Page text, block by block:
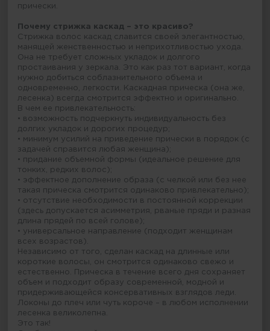
прически.
Почему стрижка каскад – это красиво?
Стрижка волос каскад славится своей элегантностью,
манящей женственностью и неприхотливостью ухода.
Она не требует сложных укладок и долгого
простаивания у зеркала. Это как раз тот вариант, когда
нужно добиться соблазнительного объема и
одновременно, легкости. Каскадная прическа (она же,
лесенка) всегда смотрится эффектно и оригинально.
В чем ее привлекательность:
• возможность подчеркнуть индивидуальность без
долгих укладок и дорогих процедур;
• минимум усилий на приведение прически в порядок (с
задачей справится любая женщина);
• придание объемной формы (идеальное решение для
тонких, редких волос);
• эффектное дополнение образа (с челкой или без нее
такая прическа смотрится одинаково привлекательно);
• отсутствие необходимости в постоянной коррекции
(здесь допускается асимметрия, рваные пряди и разная
длина прядей по всей голове);
• универсальное направление (подходит женщинам
всех возрастов).
Независимо от того, сделан каскад на длинные или
короткие волосы, он смотрится одинаково свежо и
естественно. Прическа в течение всего дня сохраняет
объем и подходит образу современной, модной и
придерживающейся консервативных взглядов леди.
Локоны до плеч или чуть короче – в любом исполнении
лесенка великолепна.
Это так!